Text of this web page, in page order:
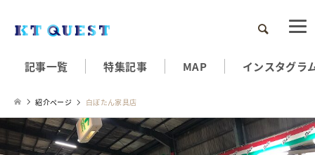
検索
記事一覧 特集記事 MAP インスタグラ
紹介ページ 白ぼたん家具店